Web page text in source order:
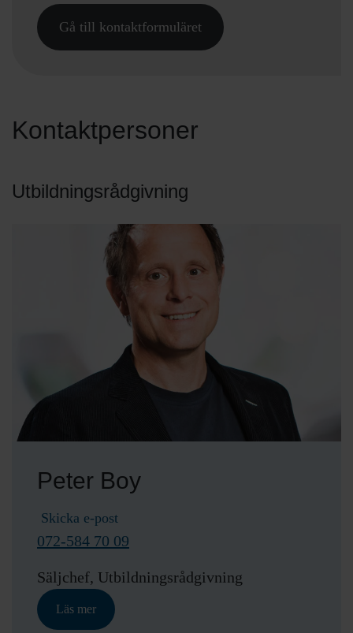
Gå till kontaktformuläret
Kontaktpersoner
Utbildningsrådgivning
Peter Boy
Skicka e-post
072-584 70 09
Säljchef, Utbildningsrådgivning
Läs mer